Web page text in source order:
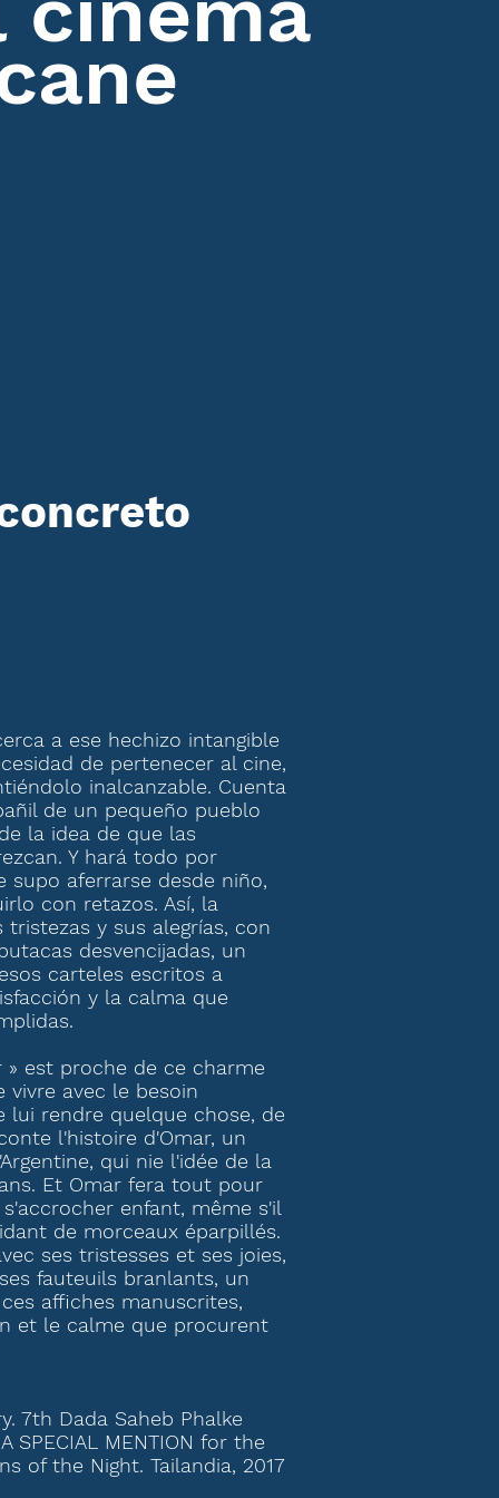
a ese hechizo intangible
de pertenecer al cine,
inalcanzable. Cuenta
de un pequeño pueblo
la idea de que las
Y hará todo por
supo aferrarse desde niño,
con retazos. Así, la
y sus alegrías, con
desvencijadas, un
carteles escritos a
y la calma que
est proche de ce charme
vivre avec le besoin
lui rendre quelque chose, de
l'histoire d'Omar, un
qui nie l'idée de la
Et Omar fera tout pour
enfant, même s'il
de morceaux éparpillés.
ses tristesses et ses joies,
fauteuils branlants, un
affiches manuscrites,
et le calme que procurent
7th Dada Saheb Phalke
SPECIAL MENTION for the
of the Night. Tailandia, 2017